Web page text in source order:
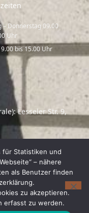
– Donnerstag 09.00
Uhr
bis 15.00 Uhr
Lesseler Str. 9,
21 49377
für Statistiken und
– nähere
als Benutzer finden
zu akzeptieren.
erfasst zu werden.